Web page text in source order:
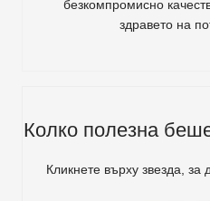
безкомпромисно
здравето на
Колко полезна
Кликнете върху звезда, за